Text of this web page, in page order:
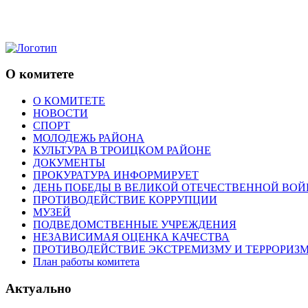
О комитете
О КОМИТЕТЕ
НОВОСТИ
СПОРТ
МОЛОДЕЖЬ РАЙОНА
КУЛЬТУРА В ТРОИЦКОМ РАЙОНЕ
ДОКУМЕНТЫ
ПРОКУРАТУРА ИНФОРМИРУЕТ
ДЕНЬ ПОБЕДЫ В ВЕЛИКОЙ ОТЕЧЕСТВЕННОЙ
ПРОТИВОДЕЙСТВИЕ КОРРУПЦИИ
МУЗЕЙ
ПОДВЕДОМСТВЕННЫЕ УЧРЕЖДЕНИЯ
НЕЗАВИСИМАЯ ОЦЕНКА КАЧЕСТВА
ПРОТИВОДЕЙСТВИЕ ЭКСТРЕМИЗМУ И
План работы комитета
Актуально